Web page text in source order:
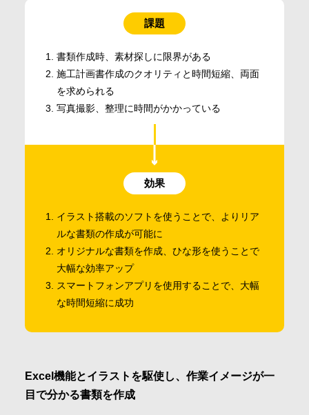
マイページ
課題
書類作成時、素材探しに限界がある
施工計画書作成のクオリティと時間短縮、両面
を求められる
写真撮影、整理に時間がかかっている
効果
イラスト搭載のソフトを使うことで、よりリア
ルな書類の作成が可能に
オリジナルな書類を作成、ひな形を使うことで
大幅な効率アップ
スマートフォンアプリを使用することで、大幅
な時間短縮に成功
Excel機能とイラストを駆使し、作業イメージが一
目で分かる書類を作成